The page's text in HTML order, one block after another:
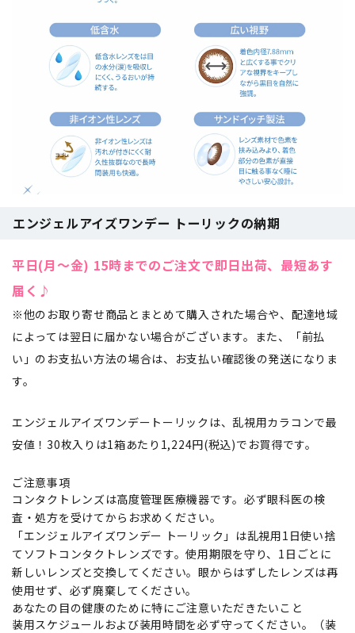
エンジェルアイズワンデー トーリックの納期
平日(月～金) 15時までのご注文で即日出荷、最短あす
届く♪
※他のお取り寄せ商品とまとめて購入された場合や、配達地域
によっては翌日に届かない場合がございます。また、「前払
い」のお支払い方法の場合は、お支払い確認後の発送になりま
す。
エンジェルアイズワンデートーリックは、乱視用カラコンで最
安値！30枚入りは1箱あたり1,224円(税込)でお買得です。
ご注意事項
コンタクトレンズは高度管理医療機器です。必ず眼科医の検
査・処方を受けてからお求めください。
「エンジェルアイズワンデー トーリック」は乱視用1日使い捨
てソフトコンタクトレンズです。使用期限を守り、1日ごとに
新しいレンズと交換してください。眼からはずしたレンズは再
使用せず、必ず廃棄してください。
あなたの目の健康のために特にご注意いただきたいこと
装用スケジュールおよび装用時間を必ず守ってください。（装